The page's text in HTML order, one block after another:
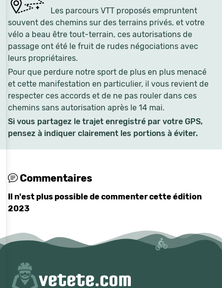
Les parcours VTT proposés empruntent
souvent des chemins sur des terrains privés, et votre
vélo a beau être tout-terrain, ces autorisations de
passage ont été le fruit de rudes négociations avec
leurs propriétaires.
Pour que perdure notre sport de plus en plus menacé
et cette manifestation en particulier, il vous revient de
respecter ces accords et de ne pas rouler dans ces
chemins sans autorisation après le 14 mai.
Si vous partagez le trajet enregistré par votre GPS,
pensez à indiquer clairement les portions à éviter.
Commentaires
Il n'est plus possible de commenter cette édition
2023